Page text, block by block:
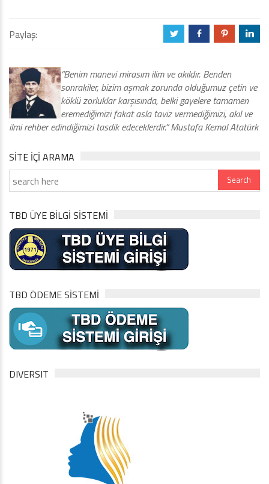
Paylaş: a b d j
“Benim manevi mirasım ilim ve akıldır. Benden
sonrakiler, bizim aşmak zorunda olduğumuz çetin ve
köklü zorluklar karşısında, belki gayelere tamamen
eremediğimizi fakat asla taviz vermediğimizi, akıl ve
ilmi rehber edindiğimizi tasdik edeceklerdir.” Mustafa Kemal Atatürk
SITE IÇI ARAMA
TBD ÜYE BİLGİ SİSTEMİ
TBD ÖDEME SİSTEMİ
DIVERSIT